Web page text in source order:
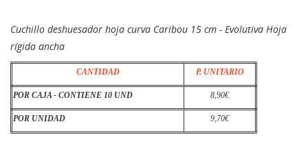
Cuchillo deshuesador hoja curva Caribou 15 cm - Evolutiva Hoja
rígida ancha
CANTIDAD P. UNITARIO
POR CAJA - CONTIENE 10 UND 8,90€
POR UNIDAD 9,70€